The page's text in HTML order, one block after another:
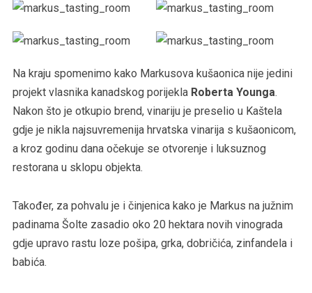
Na kraju spomenimo kako Markusova kušaonica nije jedini
projekt vlasnika kanadskog porijekla Roberta Younga.
Nakon što je otkupio brend, vinariju je preselio u Kaštela
gdje je nikla najsuvremenija hrvatska vinarija s kušaonicom,
a kroz godinu dana očekuje se otvorenje i luksuznog
restorana u sklopu objekta.
Također, za pohvalu je i činjenica kako je Markus na južnim
padinama Šolte zasadio oko 20 hektara novih vinograda
gdje upravo rastu loze pošipa, grka, dobričića, zinfandela i
babića.